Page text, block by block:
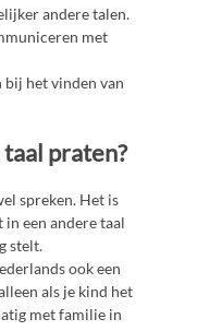
andere talen.
met
bij het vinden van
praten?
spreken. Het is
een andere taal
stelt.
ook een
als je kind het
met familie in